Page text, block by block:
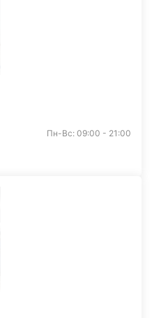
Пн-Вс: 09:00 - 21:00